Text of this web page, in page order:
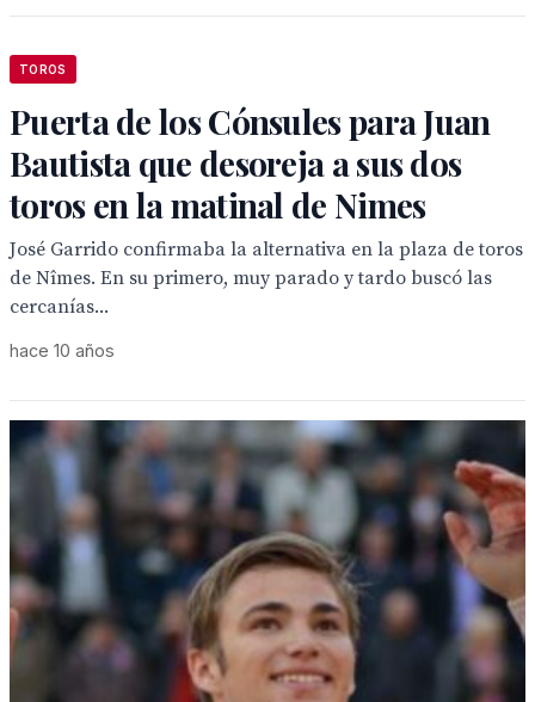
TOROS
Puerta de los Cónsules para Juan
Bautista que desoreja a sus dos
toros en la matinal de Nimes
José Garrido confirmaba la alternativa en la plaza de toros
de Nîmes. En su primero, muy parado y tardo buscó las
cercanías...
hace 10 años